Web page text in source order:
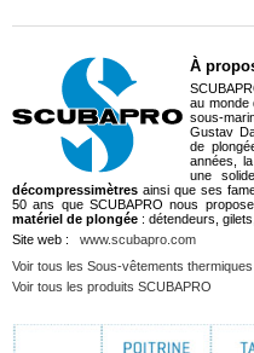
À
au monde
sous-
Gustav
de
années,
une
décompressimètres ainsi que ses
50 ans que SCUBAPRO nous
matériel de plongée : détendeurs,
Site web : www.scubapro.com
Voir tous les Sous-vêtements
Voir tous les produits SCUBAPRO